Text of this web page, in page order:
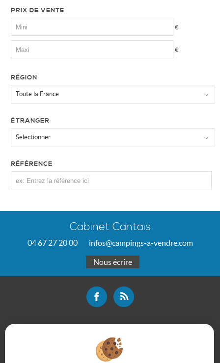
PRIX DE VENTE
€
€
RÉGION
Toute la France
ÉTRANGER
Selectionner
RÉFÉRENCE
Cabinet Cantais
04 67 27 20 00 infos@campings-a-vendre.com
Nous écrire
Bareme d'honoraires